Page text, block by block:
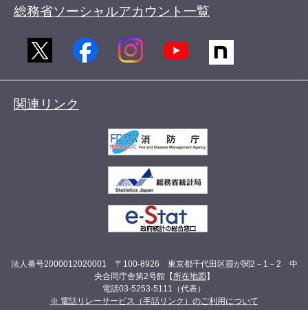
総務省ソーシャルアカウント一覧
関連リンク
法人番号2000012020001 〒100-8926 東京都千代田区霞が関2－1－2 中
央合同庁舎第2号館【 所在地図 】
電話03-5253-5111（代表）
※ 電話リレーサービス（手話リンク）のご利用について